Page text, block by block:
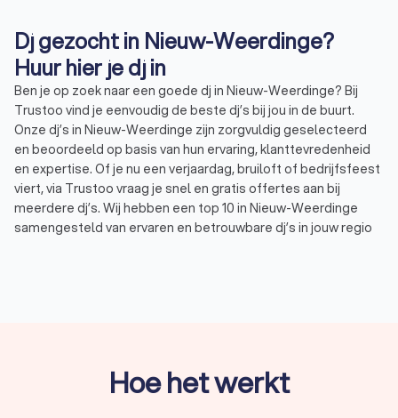
Dj gezocht in Nieuw-Weerdinge?
Huur hier je dj in
Ben je op zoek naar een goede dj in Nieuw-Weerdinge? Bij
Trustoo vind je eenvoudig de beste dj’s bij jou in de buurt.
Onze dj’s in Nieuw-Weerdinge zijn zorgvuldig geselecteerd
en beoordeeld op basis van hun ervaring, klanttevredenheid
en expertise. Of je nu een verjaardag, bruiloft of bedrijfsfeest
viert, via Trustoo vraag je snel en gratis offertes aan bij
meerdere dj’s. Wij hebben een top 10 in Nieuw-Weerdinge
samengesteld van ervaren en betrouwbare dj’s in jouw regio
Waarom een dj boeken uit Nieuw-Weerdinge
voor een feest?Hoe het werkt